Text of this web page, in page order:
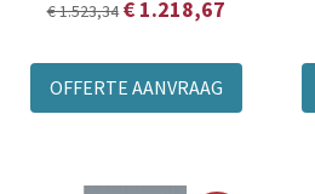
€ 1.523,34 € 1.218,67
OFFERTE AANVRAAG